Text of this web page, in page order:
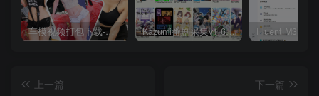
车模视频打包下载-高清无水印版 Kazumi番剧采集v1.6.9：支持自定义规则+在线观看+弹幕，跨平台下载
上一篇
下一篇